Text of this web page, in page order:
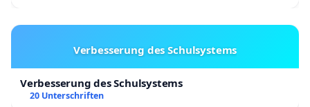
Verbesserung des Schulsystems
Verbesserung des Schulsystems
20 Unterschriften